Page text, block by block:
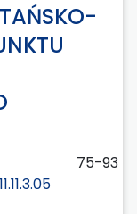
75-93